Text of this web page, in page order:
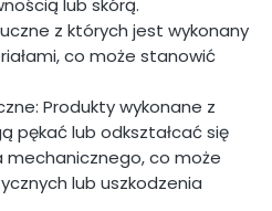
z których jest wykonany
co może stanowić
Produkty wykonane z
pękać lub odkształcać się
mechanicznego, co może
lub uszkodzenia